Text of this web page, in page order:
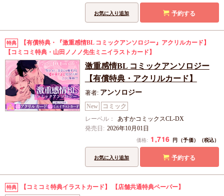
予約する
お気に入り追加
特典
【有償特典・『激重感情BL コミックアンソロジー』アクリルカード】
【コミコミ特典・山田ノノノ先生ミニイラストカード】
激重感情BL コミックアンソロジー
【有償特典・アクリルカード】
著者: アンソロジー
New
コミック
レーベル：
あすかコミックスCL-DX
発売日: 2026年10月01日
価格: 1,716 円（予価） （税込）
予約する
お気に入り追加
特典 【コミコミ特典イラストカード】 【店舗共通特典ペーパー】